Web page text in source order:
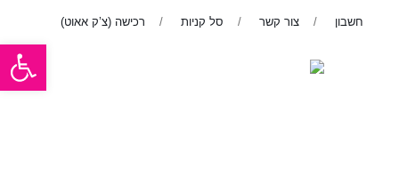
רכישה (צ’ק אאוט) סל קניות צור קשר חשבון
פתח